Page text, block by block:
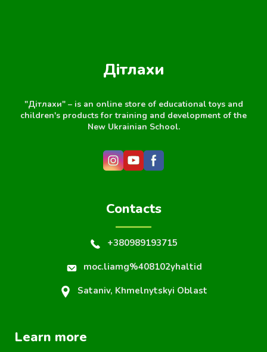
Дітлахи
"Дітлахи" – is an online store of educational toys and
children's products for training and development of the
New Ukrainian School.
Contacts
+380989193715
moc.liamg%408102yhaltid
Sataniv, Khmelnytskyi Oblast
Learn more